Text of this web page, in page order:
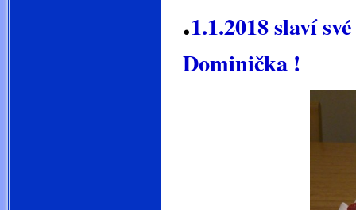
.1.1.2018 slaví
Dominička !